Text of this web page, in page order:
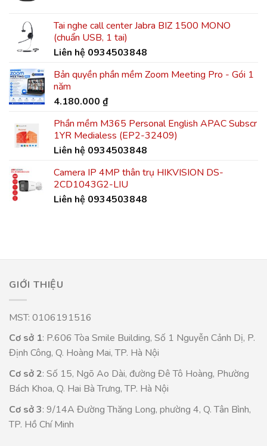
Tai nghe call center Jabra BIZ 1500 MONO
(chuẩn USB, 1 tai)
Liên hệ 0934503848
Bản quyền phần mềm Zoom Meeting Pro - Gói 1
năm
4.180.000 ₫
Phần mềm M365 Personal English APAC Subscr
1YR Medialess (EP2-32409)
Liên hệ 0934503848
Camera IP 4MP thân trụ HIKVISION DS-
2CD1043G2-LIU
Liên hệ 0934503848
GIỚI THIỆU
MST: 0106191516
Cơ sở 1: P.606 Tòa Smile Building, Số 1 Nguyễn Cảnh Dị, P.
Định Công, Q. Hoàng Mai, TP. Hà Nội
Cơ sở 2: Số 15, Ngõ Ao Dài, đường Đê Tô Hoàng, Phường
Bách Khoa, Q. Hai Bà Trưng, TP. Hà Nội
Cơ sở 3: 9/14A Đường Thăng Long, phường 4, Q. Tân Bình,
TP. Hồ Chí Minh